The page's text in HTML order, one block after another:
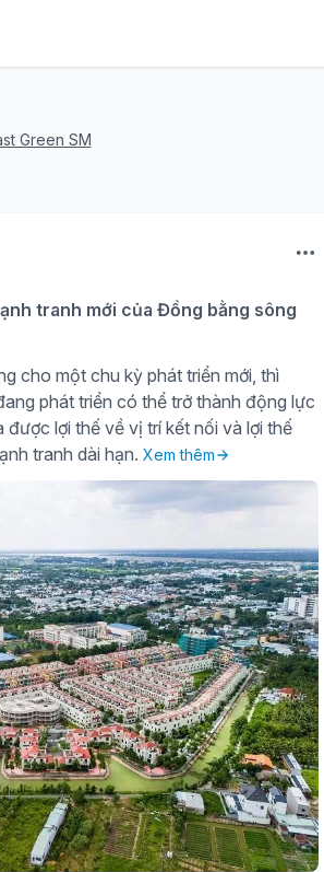
Green SM
tranh mới của Đồng bằng sông
cho một chu kỳ phát triển mới, thì
phát triển có thể trở thành động lực
lợi thế về vị trí kết nối và lợi thế
tranh dài hạn. Xem thêm